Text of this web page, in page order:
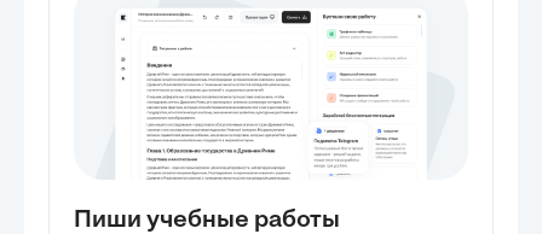
Пиши учебные работы